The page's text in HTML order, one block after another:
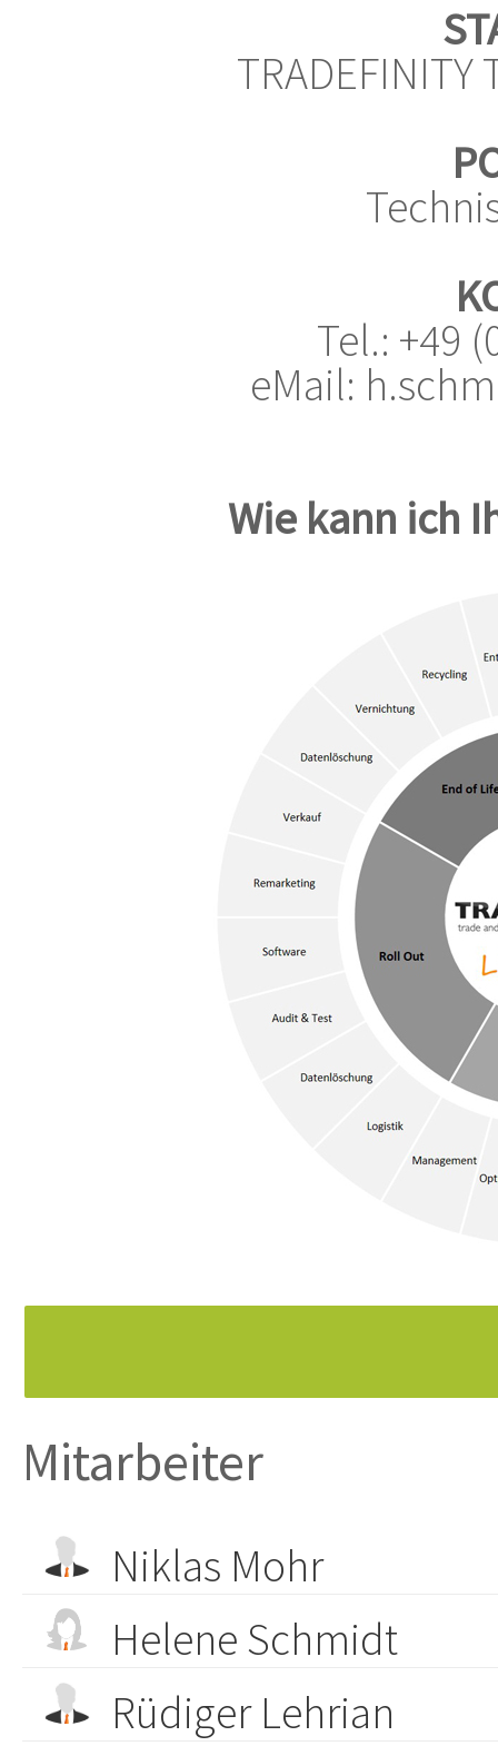
Tel.: +49
eMail:
Wie kann ich
Mitarbeiter
Niklas Mohr
Helene Schmidt
Rüdiger Lehrian